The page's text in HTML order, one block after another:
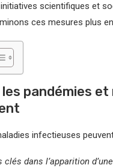
scientifiques et
ces mesures plus
pandémies
infectieuses
dans l’apparition